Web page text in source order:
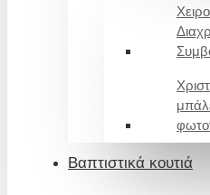
Βαπτιστικά κουτιά